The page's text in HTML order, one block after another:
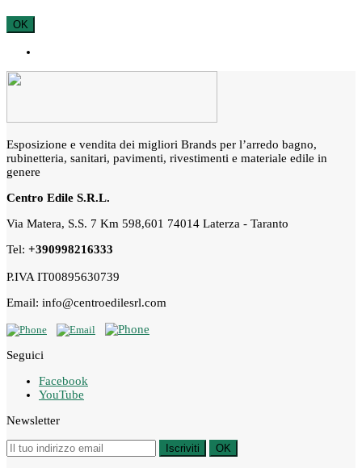
OK
Esposizione e vendita dei migliori Brands per l’arredo bagno,
rubinetteria, sanitari, pavimenti, rivestimenti e materiale edile in
genere
Centro Edile S.R.L.
Via Matera, S.S. 7 Km 598,601 74014 Laterza - Taranto
Tel: +390998216333
P.IVA IT00895630739
Email: info@centroedilesrl.com
Seguici
Facebook
YouTube
Newsletter
Iscriviti OK